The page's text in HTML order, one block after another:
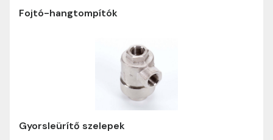
Fojtó-hangtompítók
Gyorsleürítő szelepek